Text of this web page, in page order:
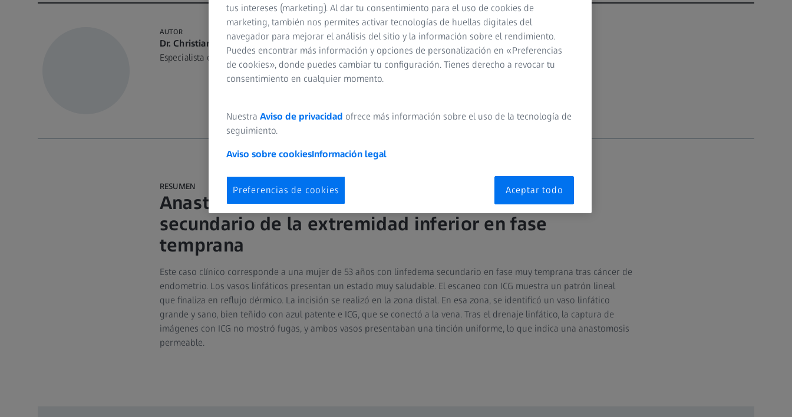
AUTOR
Dr. Christian Taeger
Especialista en cirugía plástica y de manos, clínica privada en Múnich (Alemania)
RESUMEN
Anastomosis linfovenosa única en un linfedema
secundario de la extremidad inferior en fase
temprana
Este caso clínico corresponde a una mujer de 53 años con linfedema secundario en fase muy temprana tras cáncer de
endometrio. Los vasos linfáticos presentan un estado muy saludable. El escaneo con ICG muestra un patrón lineal
que finaliza en reflujo dérmico. La incisión se realizó en la zona distal. En esa zona, se identificó un vaso linfático
grande y sano, bien teñido con azul patente e ICG, que se conectó a la vena. Tras el drenaje linfático, la captura de
imágenes con ICG no mostró fugas, y ambos vasos presentaban una tinción uniforme, lo que indica una anastomosis
permeable.
tus intereses (marketing). Al dar tu consentimiento para el uso de cookies de
marketing, también nos permites activar tecnologías de huellas digitales del
navegador para mejorar el análisis del sitio y la información sobre el rendimiento.
Puedes encontrar más información y opciones de personalización en «Preferencias
de cookies», donde puedes cambiar tu configuración. Tienes derecho a revocar tu
consentimiento en cualquier momento.
Nuestra Aviso de privacidad ofrece más información sobre el uso de la tecnología de
seguimiento.
Aviso sobre cookiesInformación legal
Preferencias de cookies Aceptar todo